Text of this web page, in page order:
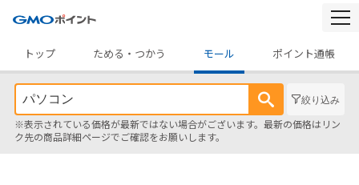
トップ
ためる・つかう モール ポイント通帳
絞り込み
※表示されている価格が最新ではない場合がございます。最新の価格はリン
ク先の商品詳細ページでご確認をお願いします。